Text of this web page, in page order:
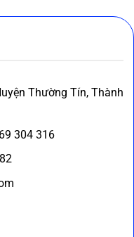
Thường Tín, Thành
304 316